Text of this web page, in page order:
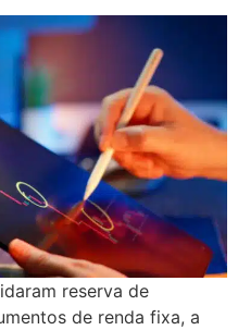
reserva de
de renda fixa, a